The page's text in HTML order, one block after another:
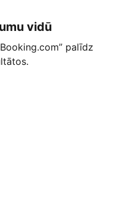
vidū
palīdz